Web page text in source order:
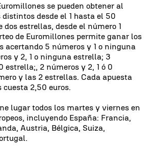
se pueden obtener al
desde el 1 hasta el 50
dos estrellas, desde el número 1
de Euromillones permite ganar los
acertando 5 números y 1 o ninguna
y 2, 1 o ninguna estrella; 3
estrella;, 2 números y 2, 1 ó 0
y las 2 estrellas. Cada apuesta
2,50 euros.
lugar todos los martes y viernes en
incluyendo España: Francia,
Austria, Bélgica, Suiza,